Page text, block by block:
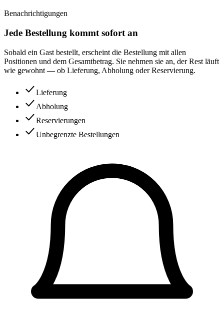
Benachrichtigungen
Jede Bestellung kommt sofort an
Sobald ein Gast bestellt, erscheint die Bestellung mit allen
Positionen und dem Gesamtbetrag. Sie nehmen sie an, der Rest läuft
wie gewohnt — ob Lieferung, Abholung oder Reservierung.
Lieferung
Abholung
Reservierungen
Unbegrenzte Bestellungen